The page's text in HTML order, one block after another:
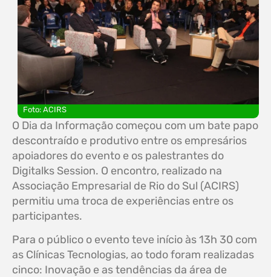
Foto: ACIRS
O Dia da Informação começou com um bate papo
descontraído e produtivo entre os empresários
apoiadores do evento e os palestrantes do
Digitalks Session. O encontro, realizado na
Associação Empresarial de Rio do Sul (ACIRS)
permitiu uma troca de experiências entre os
participantes.
Para o público o evento teve início às 13h 30 com
as Clínicas Tecnologias, ao todo foram realizadas
cinco: Inovação e as tendências da área de